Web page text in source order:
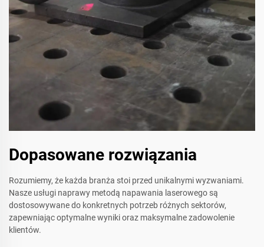
Dopasowane rozwiązania
Rozumiemy, że każda branża stoi przed unikalnymi wyzwaniami.
Nasze usługi naprawy metodą napawania laserowego są
dostosowywane do konkretnych potrzeb różnych sektorów,
zapewniając optymalne wyniki oraz maksymalne zadowolenie
klientów.